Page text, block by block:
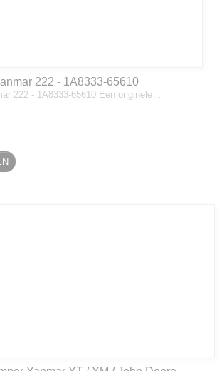
222 - 1A8333-65610
222 - 1A8333-65610 Een originele…